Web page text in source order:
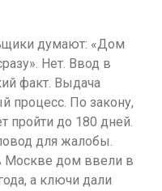
думают: «Дом
Нет. Ввод в
факт. Выдача
процесс. По закону,
пройти до 180 дней.
для жалобы.
Москве дом ввели в
а ключи дали